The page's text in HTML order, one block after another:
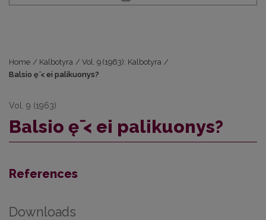
Home / Kalbotyra / Vol. 9 (1963): Kalbotyra /
Balsio ę̄ < ei palikuonys?
Vol. 9 (1963)
Balsio ę̄ < ei palikuonys?
References
Downloads